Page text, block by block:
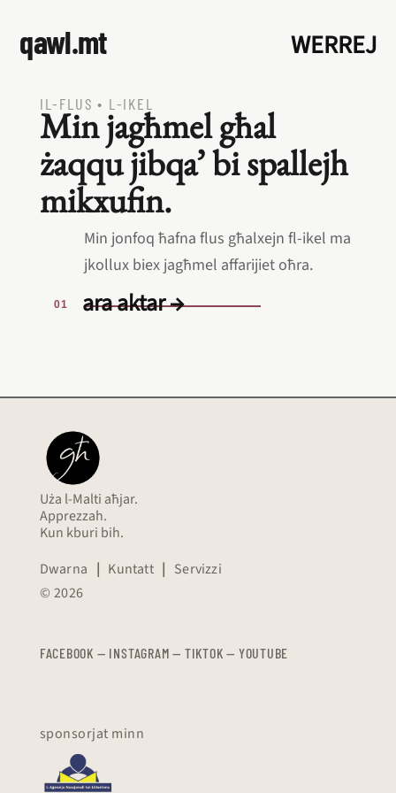
qawl.mt WERREJ
IL‑FLUS • L‑IKEL
Min jagħmel għal
żaqqu jibqa’ bi spallejh
mikxufin.
Min jonfoq ħafna flus għalxejn fl‑ikel ma
jkollux biex jagħmel affarijiet oħra.
ara aktar →
Uża l-Malti aħjar.
Apprezzah.
Kun kburi bih.
Dwarna | Kuntatt | Servizzi
© 2026
FACEBOOK — INSTAGRAM — TIKTOK — YOUTUBE
sponsorjat minn